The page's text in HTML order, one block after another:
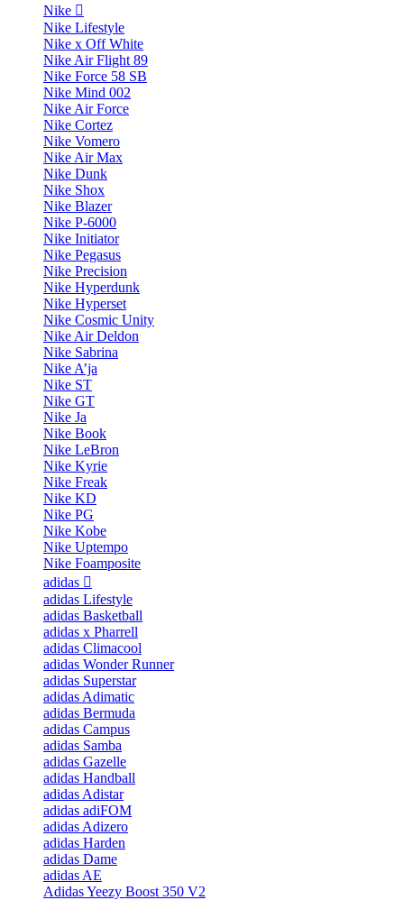
Nike
Nike Lifestyle
Nike x Off White
Nike Air Flight 89
Nike Force 58 SB
Nike Mind 002
Nike Air Force
Nike Cortez
Nike Vomero
Nike Air Max
Nike Dunk
Nike Shox
Nike Blazer
Nike P-6000
Nike Initiator
Nike Pegasus
Nike Precision
Nike Hyperdunk
Nike Hyperset
Nike Cosmic Unity
Nike Air Deldon
Nike Sabrina
Nike A’ja
Nike ST
Nike GT
Nike Ja
Nike Book
Nike LeBron
Nike Kyrie
Nike Freak
Nike KD
Nike PG
Nike Kobe
Nike Uptempo
Nike Foamposite
adidas
adidas Lifestyle
adidas Basketball
adidas x Pharrell
adidas Climacool
adidas Wonder Runner
adidas Superstar
adidas Adimatic
adidas Bermuda
adidas Campus
adidas Samba
adidas Gazelle
adidas Handball
adidas Adistar
adidas adiFOM
adidas Adizero
adidas Harden
adidas Dame
adidas AE
Adidas Yeezy Boost 350 V2